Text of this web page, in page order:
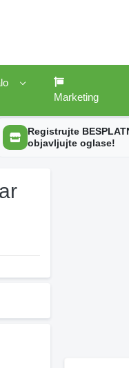
Marketing
Registrujte
objavljujte oglase!